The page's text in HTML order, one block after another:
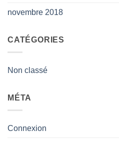
novembre 2018
CATÉGORIES
Non classé
MÉTA
Connexion